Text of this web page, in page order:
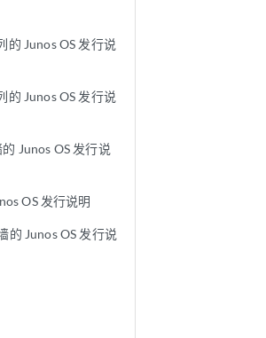
的 Junos OS 发行说
的 Junos OS 发行说
Junos OS 发行说
OS 发行说明
的 Junos OS 发行说